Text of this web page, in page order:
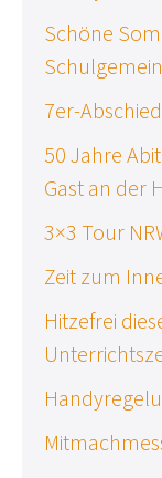
Schöne
7er-
50 Jahre
Gast an der
3×3 Tour
Zeit zum
Hitzefrei